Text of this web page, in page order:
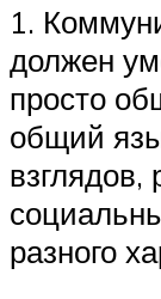
1.
должен
просто
общий
взглядов,
разного